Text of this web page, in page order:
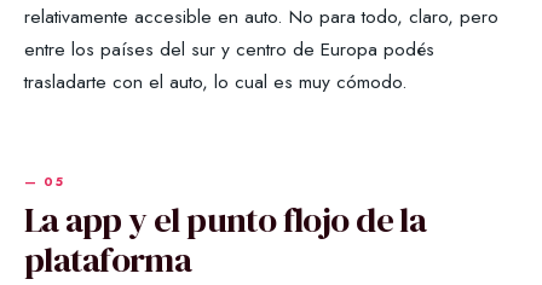
relativamente accesible en auto. No para todo, claro, pero
entre los países del sur y centro de Europa podés
trasladarte con el auto, lo cual es muy cómodo.
La app y el punto flojo de la
plataforma